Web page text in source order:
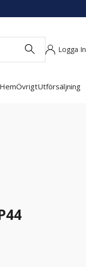
Logga In
ÖvrigtUtförsäljning